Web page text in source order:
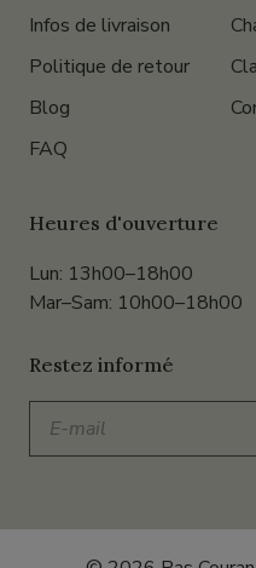
Infos de livraison
Politique de retour
Blog
FAQ
Heures d'ouverture
Lun: 13h00–18h00
Mar–Sam: 10h00–18h00
Restez informé
mail